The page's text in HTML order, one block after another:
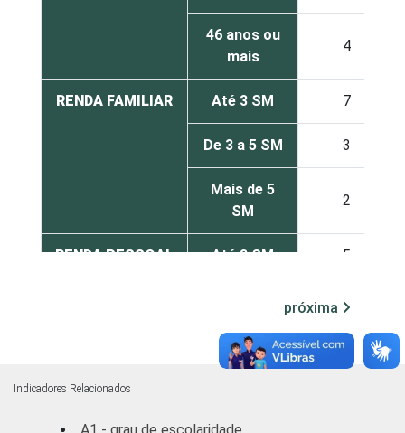
46 anos ou
mais
4
RENDA FAMILIAR Até 3 SM 7
De 3 a 5 SM 3
Mais de 5
SM
2
RENDA PESSOAL Até 3 SM 5
2
Mais de 5
SM
próxima
Indicadores Relacionados